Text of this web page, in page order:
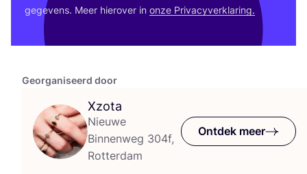
Georganiseerd door
Xzota
Nieuwe
Binnenweg 304f,
Rotterdam
Ontdek meer
gege­vens. Meer hier­over in onze Pri­va­cy­ver­kla­ring.